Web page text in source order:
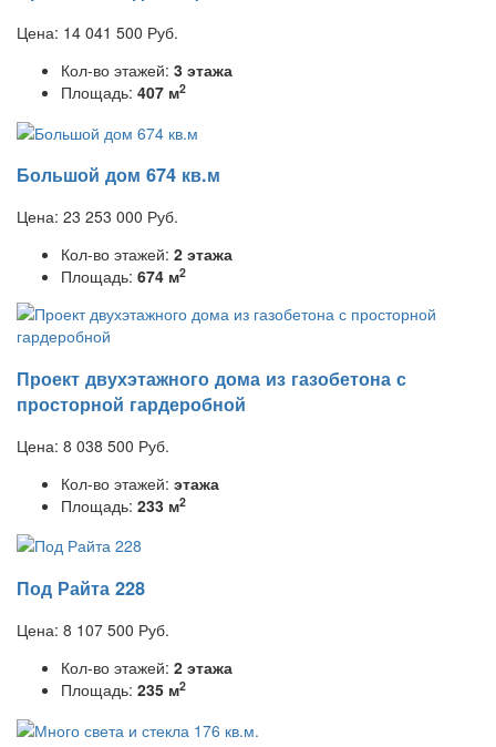
Цена: 14 041 500 Руб.
Кол-во этажей: 3 этажа
Площадь: 407 м2
Большой дом 674 кв.м
Цена: 23 253 000 Руб.
Кол-во этажей: 2 этажа
Площадь: 674 м2
Проект двухэтажного дома из газобетона с
просторной гардеробной
Цена: 8 038 500 Руб.
Кол-во этажей: этажа
Площадь: 233 м2
Под Райта 228
Цена: 8 107 500 Руб.
Кол-во этажей: 2 этажа
Площадь: 235 м2